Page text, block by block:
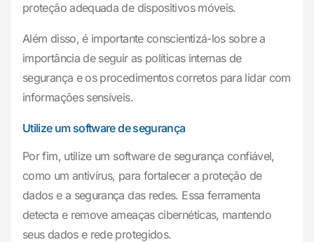
proteção adequada de dispositivos móveis.
Além disso, é importante conscientizá-los sobre a
importância de seguir as políticas internas de
segurança e os procedimentos corretos para lidar com
informações sensíveis.
Utilize um software de segurança
Por fim, utilize um software de segurança confiável,
como um antivírus, para fortalecer a proteção de
dados e a segurança das redes. Essa ferramenta
detecta e remove ameaças cibernéticas, mantendo
seus dados e rede protegidos.